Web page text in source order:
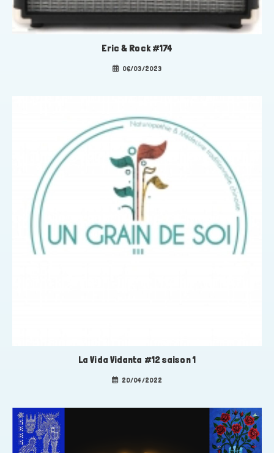
Eric & Rock #174
06/03/2023
La Vida Vidanta #12 saison 1
20/04/2022